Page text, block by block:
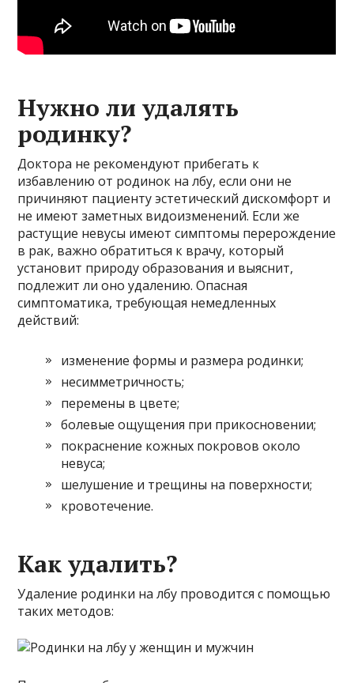
Нужно ли удалять
родинку?
Доктора не рекомендуют прибегать к
избавлению от родинок на лбу, если они не
причиняют пациенту эстетический дискомфорт и
не имеют заметных видоизменений. Если же
растущие невусы имеют симптомы перерождение
в рак, важно обратиться к врачу, который
установит природу образования и выяснит,
подлежит ли оно удалению. Опасная
симптоматика, требующая немедленных
действий:
изменение формы и размера родинки;
несимметричность;
перемены в цвете;
болевые ощущения при прикосновении;
покраснение кожных покровов около
невуса;
шелушение и трещины на поверхности;
кровотечение.
Как удалить?
Удаление родинки на лбу проводится с помощью
таких методов: